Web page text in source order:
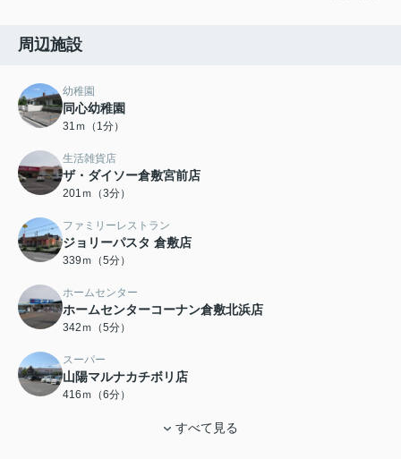
周辺施設
幼稚園
同心幼稚園
31ｍ（1分）
生活雑貨店
ザ・ダイソー倉敷宮前店
201ｍ（3分）
ファミリーレストラン
ジョリーパスタ 倉敷店
339ｍ（5分）
ホームセンター
ホームセンターコーナン倉敷北浜店
342ｍ（5分）
スーパー
山陽マルナカチボリ店
416ｍ（6分）
すべて見る